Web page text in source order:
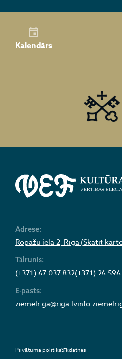
Kalendārs
Adrese:
Ropažu iela 2, Rīga (Skatīt
Tālrunis:
(+371) 67 037 832(+371) 26 596
E-pasts:
ziemelriga@riga.lv
Privātuma politikaSīkdatnes